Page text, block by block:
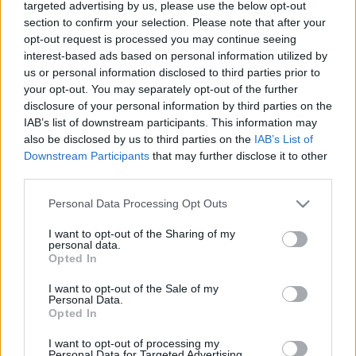
targeted advertising by us, please use the below opt-out
section to confirm your selection. Please note that after your
opt-out request is processed you may continue seeing
interest-based ads based on personal information utilized by
us or personal information disclosed to third parties prior to
your opt-out. You may separately opt-out of the further
disclosure of your personal information by third parties on the
IAB’s list of downstream participants. This information may
also be disclosed by us to third parties on the IAB’s List of
Downstream Participants that may further disclose it to other
Please note that this website/app uses one or more Google
not limited to your visit or usage behaviour. You may click to
grant or deny consent to Google and its third-party tags to
use your data for below specified purposes in below Google
consent section.
Personal Data Processing Opt Outs
I want to opt-out of the Sharing of my
personal data.
Opted In
I want to opt-out of the Sale of my
Personal Data.
Opted In
I want to opt-out of processing my
kiszolgált.
LACZKOVITS-TAKÁCS TÍMEA LETT A GYŐRI
FIDESZ-KDNP FRAKCIÓVEZETŐJE
2026. Április. 22. 13:12
Egy friss közlemény szerint Fekete Dávid már előzetesen is
csupán az országgyűlési választásokig vállalta a
frakcióvezetést
FEKETE DÁVID ELVESZÍTHETI A
FRAKCIÓVEZETŐI POSZTJÁT
2026. Április. 14. 10:47
veresége is komoly áldozatokat hozhat.
NEM JELENTEK MEG A FIDESZES KÉPVISELŐK A
PÉNTEK ESTI GYŐRI KÖZGYŰLÉSEN
2026. február. 20. 18:27
Az ülést, mivel az nem volt határozatképes, a polgármester
elnapolta.
PÉNTEKEN UGYAN 18 ÓRAKOR KEZDŐDIK A
GYŐRI KÖZGYŰLÉS, DE A HELYI FIDESZ 10